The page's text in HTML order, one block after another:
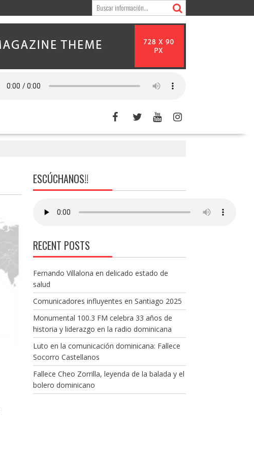
ESCÚCHANOS!!
RECENT POSTS
Fernando Villalona en delicado estado de
salud
Comunicadores influyentes en Santiago 2025
Monumental 100.3 FM celebra 33 años de
historia y liderazgo en la radio dominicana
Luto en la comunicación dominicana: Fallece
Socorro Castellanos
Fallece Cheo Zorrilla, leyenda de la balada y el
bolero dominicano